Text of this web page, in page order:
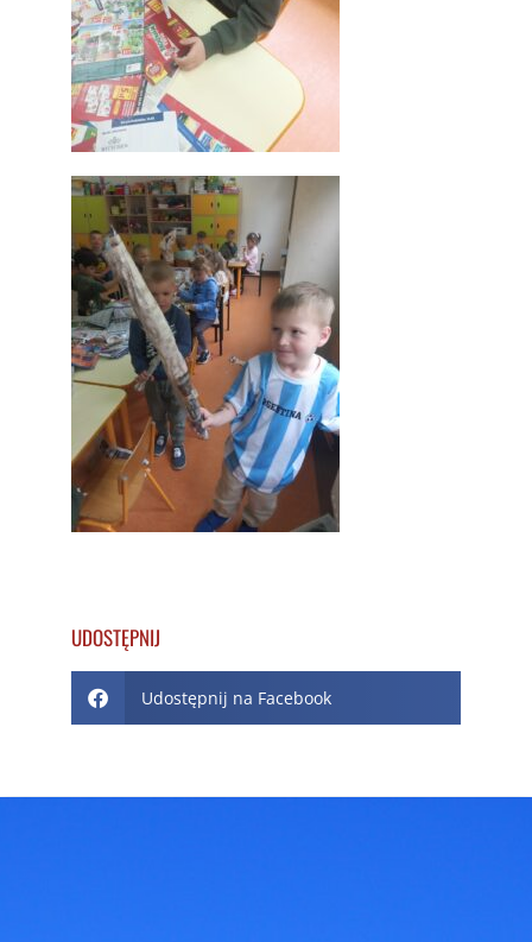
UDOSTĘPNIJ
Udostępnij na Facebook